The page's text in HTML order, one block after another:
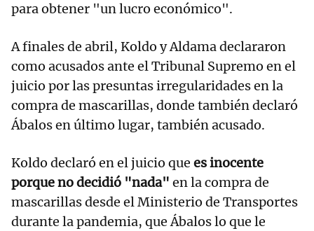
para obtener "un lucro económico".
A finales de abril, Koldo y Aldama declararon
como acusados ante el Tribunal Supremo en el
juicio por las presuntas irregularidades en la
compra de mascarillas, donde también declaró
Ábalos en último lugar, también acusado.
Koldo declaró en el juicio que es inocente
porque no decidió "nada" en la compra de
mascarillas desde el Ministerio de Transportes
durante la pandemia, que Ábalos lo que le